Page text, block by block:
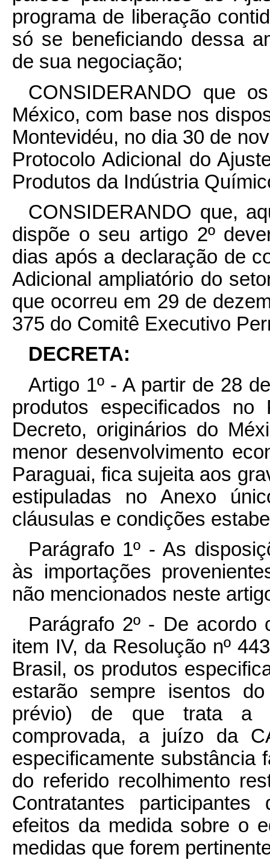
programa de liberação
só se beneficiando dessa
de sua negociação;
CONSIDERANDO que
México, com base nos
Montevidéu, no dia 30 de
Protocolo Adicional do
Produtos da Indústria
CONSIDERANDO que,
dispõe o seu artigo 2º
dias após a declaração de
Adicional ampliatório do
que ocorreu em 29 de
375 do Comitê Executivo
DECRETA:
Artigo 1º - A partir de 28
produtos especificados
Decreto, originários do
menor desenvolvimento
Paraguai, fica sujeita aos
estipuladas no Anexo
cláusulas e condições
Parágrafo 1º - As
às importações
não mencionados neste
Parágrafo 2º - De
item IV, da Resolução nº
Brasil, os produtos
estarão sempre isentos
prévio) de que trata a
comprovada, a juízo da
especificamente substância
do referido recolhimento
Contratantes
efeitos da medida sobre o
medidas que forem